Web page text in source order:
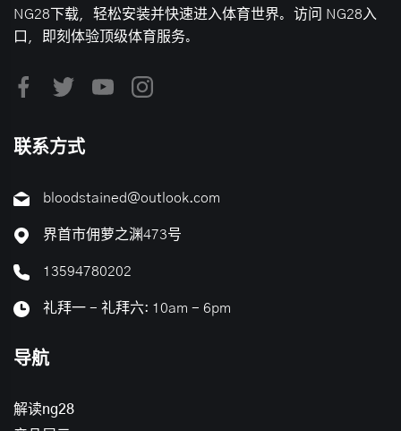
NG28下载，轻松安装并快速进入体育世界。访问 NG28入
口，即刻体验顶级体育服务。
联系方式
bloodstained@outlook.com
界首市佣萝之渊473号
13594780202
礼拜一 - 礼拜六: 10am - 6pm
导航
解读ng28